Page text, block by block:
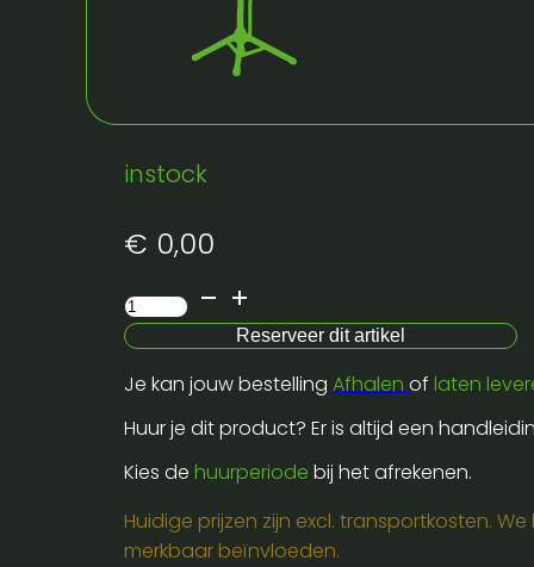
Huur bij Artifex:
Schuko 5m
instock
€ 0,00
Schuko
5m
aantal
Reserveer dit artikel
Je kan jouw bestelling Afhalen of laten
Huur je dit product? Er is altijd een
Kies de huurperiode bij het afrekenen.
Huidige prijzen zijn excl. transportkosten.
merkbaar beïnvloeden.